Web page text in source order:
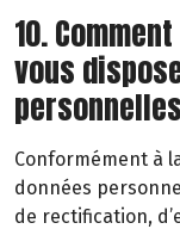
10.
vous
Conformément à
données
de rectification,